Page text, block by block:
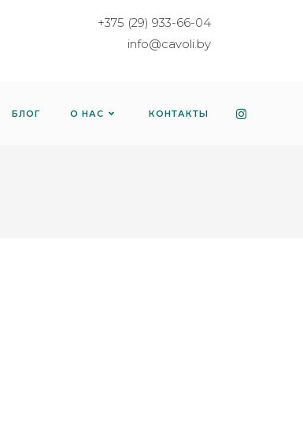
+375 (29) 933-66-04
info@cavoli.by
БЛОГ О НАС КОНТАКТЫ